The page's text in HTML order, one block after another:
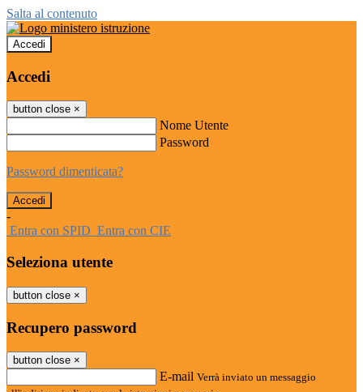
Salta al contenuto
Accedi
Accedi
button close ×
Nome Utente
Password
Password dimenticata?
-
Entra con SPID Entra con CIE
Seleziona utente
button close ×
Recupero password
button close ×
E-mail Verrà inviato un messaggio